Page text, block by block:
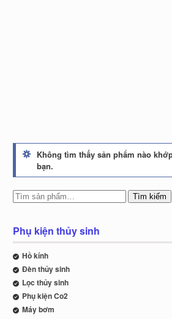
Không tìm thấy sản phẩm nào
bạn.
Tìm kiếm
Phụ kiện thủy sinh
Hồ kính
Đèn thủy sinh
Lọc thủy sinh
Phụ kiện Co2
Máy bơm